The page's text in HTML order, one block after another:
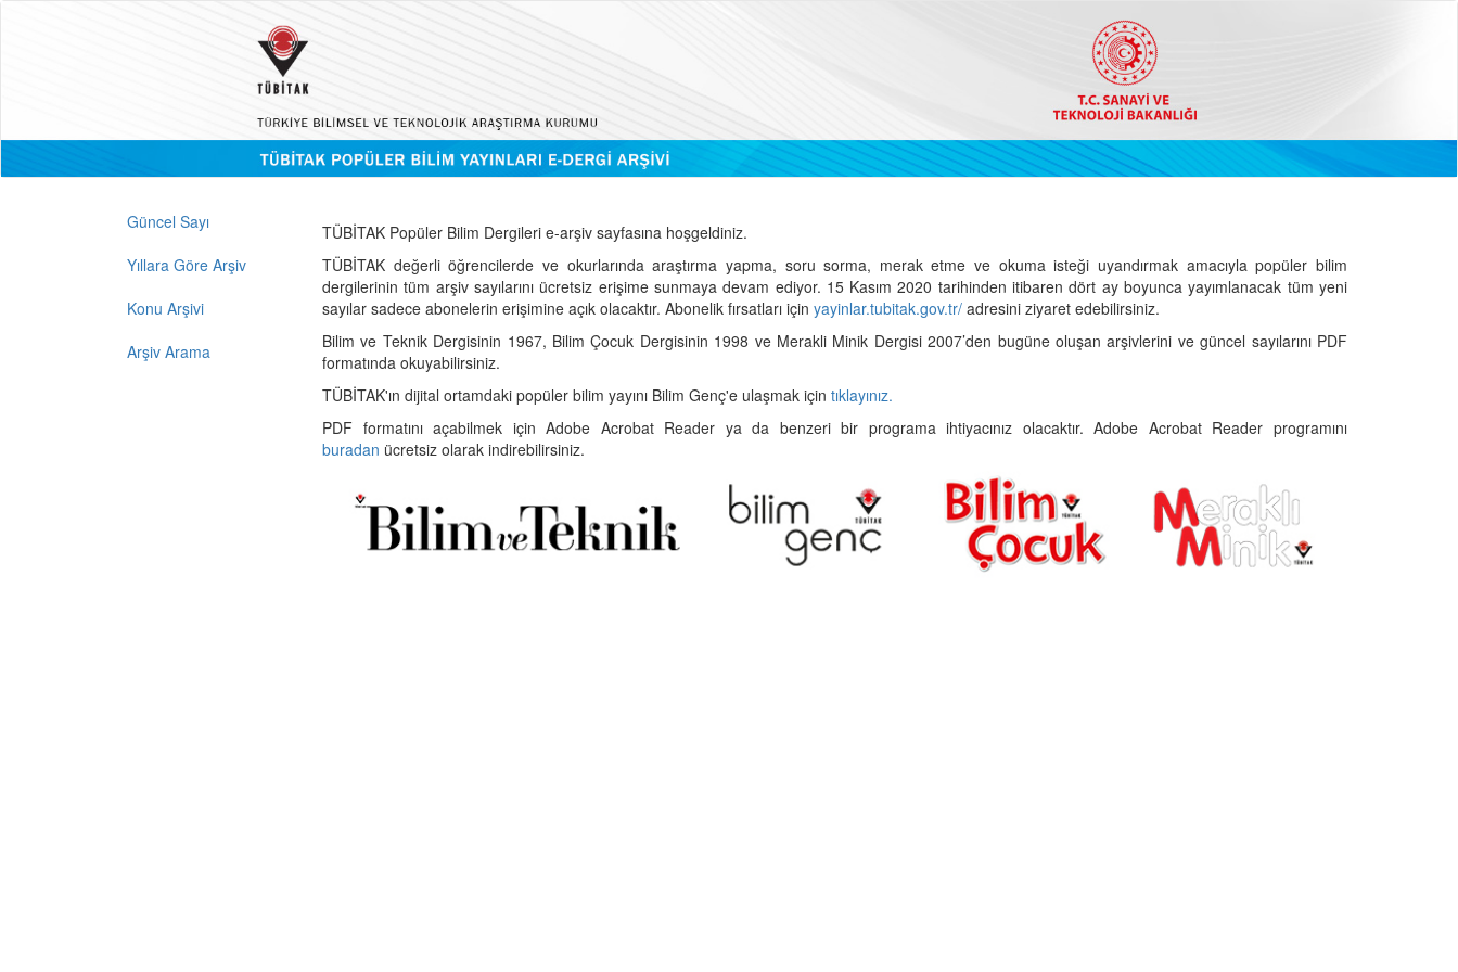
Güncel Sayı
Yıllara Göre Arşiv
Konu Arşivi
Arşiv Arama
TÜBİTAK Popüler Bilim Dergileri e-arşiv sayfasına hoşgeldiniz.
TÜBİTAK değerli öğrencilerde ve okurlarında araştırma yapma, soru sorma, merak etme ve okuma isteği uyandırmak amacıyla popüler bilim
dergilerinin tüm arşiv sayılarını ücretsiz erişime sunmaya devam ediyor. 15 Kasım 2020 tarihinden itibaren dört ay boyunca yayımlanacak tüm yeni
sayılar sadece abonelerin erişimine açık olacaktır. Abonelik fırsatları için yayinlar.tubitak.gov.tr/ adresini ziyaret edebilirsiniz.
Bilim ve Teknik Dergisinin 1967, Bilim Çocuk Dergisinin 1998 ve Merakli Minik Dergisi 2007’den bugüne oluşan arşivlerini ve güncel sayılarını PDF
formatında okuyabilirsiniz.
TÜBİTAK'ın dijital ortamdaki popüler bilim yayını Bilim Genç'e ulaşmak için tıklayınız.
PDF formatını açabilmek için Adobe Acrobat Reader ya da benzeri bir programa ihtiyacınız olacaktır. Adobe Acrobat Reader programını
buradan ücretsiz olarak indirebilirsiniz.